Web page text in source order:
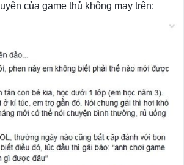
của game thủ không may trên: